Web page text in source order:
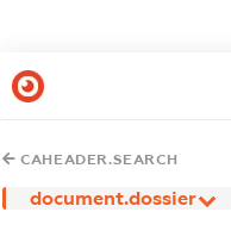
CAHEADER.SEARCH
document.dossier